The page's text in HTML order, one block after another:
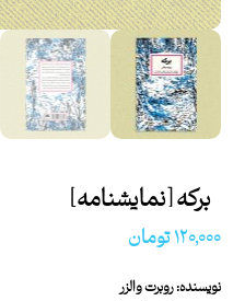
برکه [نمایشنامه]
۱۲۰,۰۰۰تومان
نویسنده: روبرت والزر